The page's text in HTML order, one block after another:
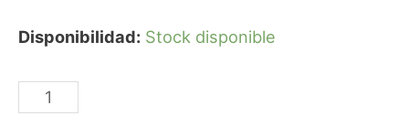
Disponibilidad: Stock disponible
GRATA